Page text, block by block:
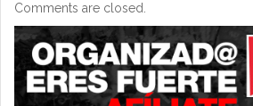
Comments are closed.